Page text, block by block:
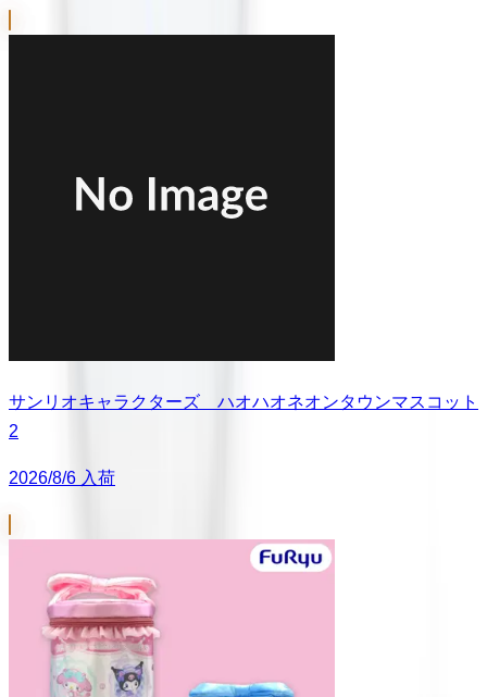
サンリオキャラクターズ ハオハオネオンタウンマスコット
2
2026/8/6 入荷